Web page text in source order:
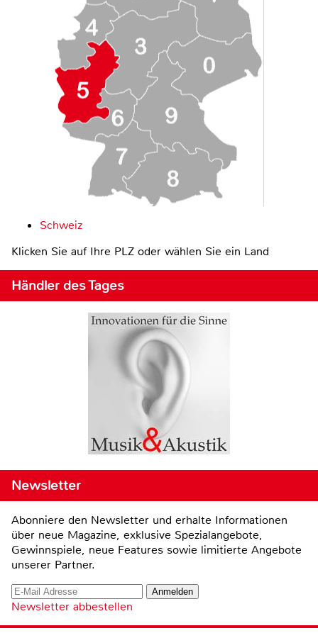
Schweiz
Klicken Sie auf Ihre PLZ oder wählen Sie ein Land
Händler des Tages
Newsletter
Abonniere den Newsletter und erhalte Informationen
über neue Magazine, exklusive Spezialangebote,
Gewinnspiele, neue Features sowie limitierte Angebote
unserer Partner.
Newsletter abbestellen